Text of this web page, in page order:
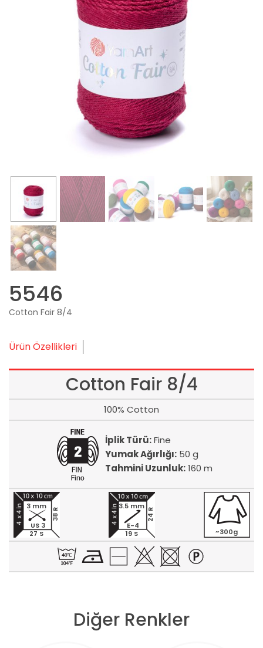
5546
Cotton Fair 8/4
Ürün Özellikleri
Cotton Fair 8/4
100% Cotton
İplik Türü:Fine
Yumak Ağırlığı:50 g
Tahmini Uzunluk:160 m
27 S
38 R
3 mm
US 3
19 S
24 R
3.5 mm
E-4
~300g
Diğer Renkler